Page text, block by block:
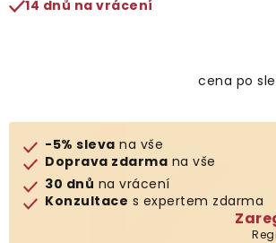
Prodávané značky
Klub výhod
14 dnů na vrácení
cena po
-5% sleva na vše
Doprava zdarma na vše
30 dnů na vrácení
Konzultace s expertem zdarma